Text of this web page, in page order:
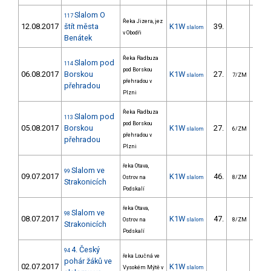
12.08.2017
117 Slalom O
štít města
Benátek
Řeka Jizera, jez
v Obodři
K1W slalom 39.
06.08.2017
114 Slalom pod
Borskou
přehradou
Řeka Radbuza
pod Borskou
přehradou v
Plzni
K1W slalom 27. 7/ZM
05.08.2017
113 Slalom pod
Borskou
přehradou
Řeka Radbuza
pod Borskou
přehradou v
Plzni
K1W slalom 27. 6/ZM
09.07.2017
99 Slalom ve
Strakonicích
řeka Otava,
Ostrov na
Podskalí
K1W slalom 46. 8/ZM
08.07.2017
98 Slalom ve
Strakonicích
řeka Otava,
Ostrov na
Podskalí
K1W slalom 47. 8/ZM
02.07.2017
94 4. Český
pohár žáků ve
řeka Loučná ve
Vysokém Mýtě v
K1W slalom